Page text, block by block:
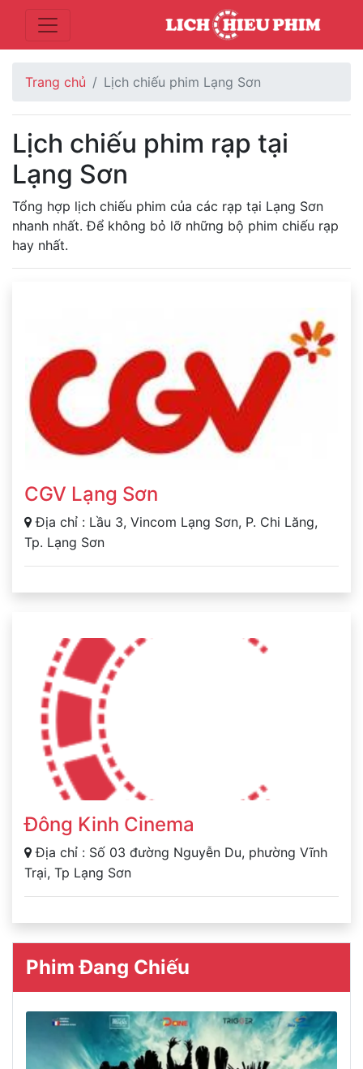
Trang chủ Lịch chiếu phim Lạng Sơn
Lịch chiếu phim rạp tại
Lạng Sơn
Tổng hợp lịch chiếu phim của các rạp tại Lạng Sơn
nhanh nhất. Để không bỏ lỡ những bộ phim chiếu rạp
hay nhất.
CGV Lạng Sơn
Địa chỉ : Lầu 3, Vincom Lạng Sơn, P. Chi Lăng,
Tp. Lạng Sơn
Đông Kinh Cinema
Địa chỉ : Số 03 đường Nguyễn Du, phường Vĩnh
Trại, Tp Lạng Sơn
Phim Đang Chiếu